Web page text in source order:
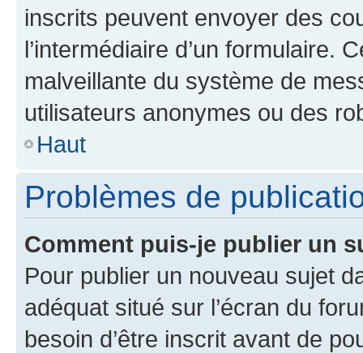
inscrits peuvent envoyer des
l’intermédiaire d’un formulaire.
malveillante du système de
utilisateurs anonymes ou des
Haut
Problèmes de
Comment puis-je publier un
Pour publier un nouveau sujet
adéquat situé sur l’écran du
besoin d’être inscrit avant de